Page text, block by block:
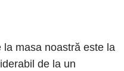
masa noastră este la
de la un